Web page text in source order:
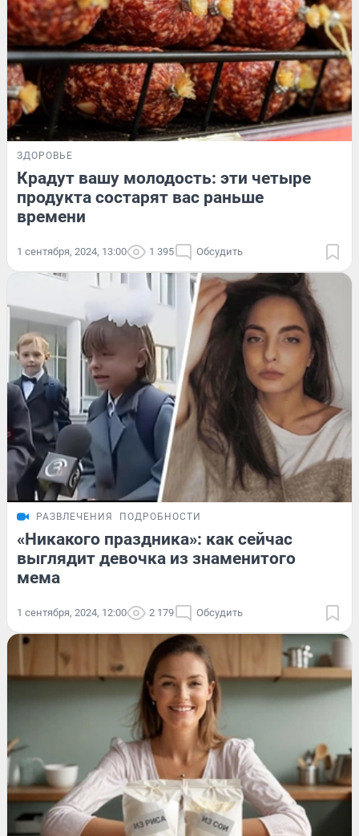
ЗДОРОВЬЕ
Крадут вашу молодость: эти четыре
продукта состарят вас раньше
времени
1 сентября, 2024, 13:00 1 395 Обсудить
РАЗВЛЕЧЕНИЯ ПОДРОБНОСТИ
«Никакого праздника»: как сейчас
выглядит девочка из знаменитого
мема
1 сентября, 2024, 12:00 2 179 Обсудить